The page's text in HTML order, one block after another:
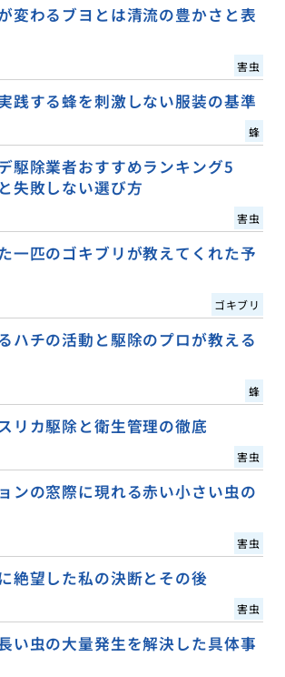
変わるブヨとは清流の豊かさと表
害虫
践する蜂を刺激しない服装の基準
蜂
駆除業者おすすめランキング5
失敗しない選び方
害虫
一匹のゴキブリが教えてくれた予
ゴキブリ
ハチの活動と駆除のプロが教える
蜂
リカ駆除と衛生管理の徹底
害虫
ンの窓際に現れる赤い小さい虫の
害虫
絶望した私の決断とその後
害虫
い虫の大量発生を解決した具体事